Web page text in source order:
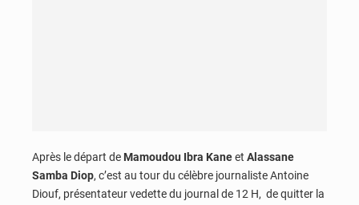
Après le départ de Mamoudou Ibra Kaneet Alassane
Samba Diop, c’est au tour du célèbre journaliste Antoine
Diouf, présentateur vedette du journal de 12 H, de quitter la